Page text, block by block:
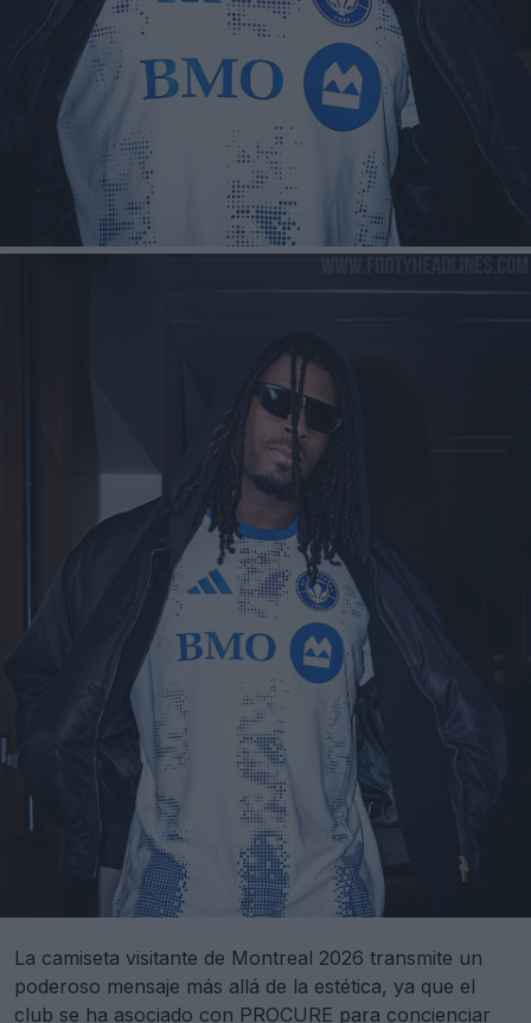
La camiseta visitante de Montreal 2026 transmite un
poderoso mensaje más allá de la estética, ya que el
club se ha asociado con PROCURE para concienciar